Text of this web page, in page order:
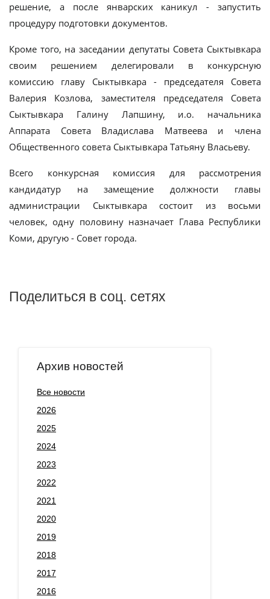
решение, а после январских каникул - запустить
процедуру подготовки документов.
Кроме того, на заседании депутаты Совета Сыктывкара
своим решением делегировали в конкурсную
комиссию главу Сыктывкара - председателя Совета
Валерия Козлова, заместителя председателя Совета
Сыктывкара Галину Лапшину, и.о. начальника
Аппарата Совета Владислава Матвеева и члена
Общественного совета Сыктывкара Татьяну Власьеву.
Всего конкурсная комиссия для рассмотрения
кандидатур на замещение должности главы
администрации Сыктывкара состоит из восьми
человек, одну половину назначает Глава Республики
Коми, другую - Совет города.
Поделиться в соц. сетях
Архив новостей
Все новости
2026
2025
2024
2023
2022
2021
2020
2019
2018
2017
2016